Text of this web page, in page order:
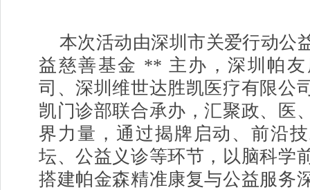
本次活动由深圳市关爱行动公
益慈善基金 ** 主办，深圳帕
司、深圳维世达胜凯医疗有限公
凯门诊部联合承办，汇聚政、医
界力量，通过揭牌启动、前沿
坛、公益义诊等环节，以脑科学
搭建帕金森精准康复与公益服务